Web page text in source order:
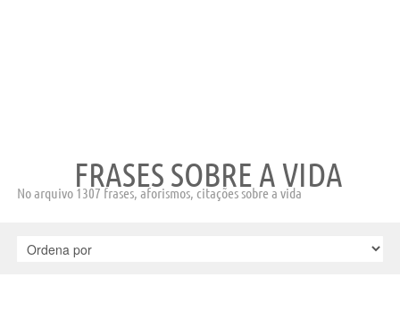
FRASES SOBRE A VIDA
No arquivo 1307 frases, aforismos, citações sobre a vida